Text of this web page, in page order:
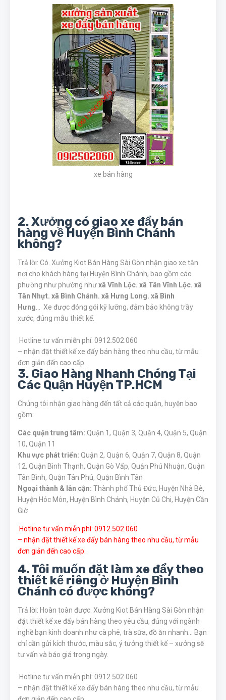
xe bán hàng
2. Xưởng có giao xe đẩy bán
hàng về Huyện Bình Chánh
không?
Trả lời: Có. Xưởng Kiot Bán Hàng Sài Gòn nhận giao xe tận
nơi cho khách hàng tại Huyện Bình Chánh, bao gồm các
phường nhưphường nhưxã Vĩnh Lộc. xã Tân Vĩnh Lộc. xã
Tân Nhựt. xã Bình Chánh. xã Hưng Long. xã Bình
Hưng
. Xe được đóng gói kỹ lưỡng, đảm bảo không trầy
xước, đúng mẫu thiết kế.
Hotline tư vấn miễn phí: 0912.502.060
– nhận đặt thiết kế xe đẩy bán hàng theo nhu cầu, từ mẫu
đơn giản đến cao cấp.
3. Giao Hàng Nhanh Chóng Tại
Các Quận Huyện TP.HCM
Chúng tôi nhận giao hàng đến tất cả các quận, huyện bao
gồm:
Các quận trung tâm: Quận 1, Quận 3, Quận 4, Quận 5, Quận
10, Quận 11
Khu vực phát triển: Quận 2, Quận 6, Quận 7, Quận 8, Quận
12, Quận Bình Thạnh, Quận Gò Vấp, Quận Phú Nhuận, Quận
Tân Bình, Quận Tân Phú, Quận Bình Tân
Ngoại thành & lân cận: Thành phố Thủ Đức, Huyện Nhà Bè,
Huyện Hóc Môn, Huyện Bình Chánh, Huyện Củ Chi, Huyện Cần
Giờ
Hotline tư vấn miễn phí: 0912.502.060
– nhận đặt thiết kế xe đẩy bán hàng theo nhu cầu, từ mẫu
đơn giản đến cao cấp.
4. Tôi muốn đặt làm xe đẩy theo
thiết kế riêng ở Huyện Bình
Chánh có được không?
Trả lời: Hoàn toàn được. Xưởng Kiot Bán Hàng Sài Gòn nhận
đặt thiết kế xe đẩy bán hàng theo yêu cầu, đúng với ngành
nghề bạn kinh doanh như cà phê, trà sữa, đồ ăn nhanh… Bạn
chỉ cần gửi kích thước, màu sắc, ý tưởng thiết kế – xưởng sẽ
tư vấn và báo giá trong ngày.
Hotline tư vấn miễn phí: 0912.502.060
– nhận đặt thiết kế xe đẩy bán hàng theo nhu cầu, từ mẫu